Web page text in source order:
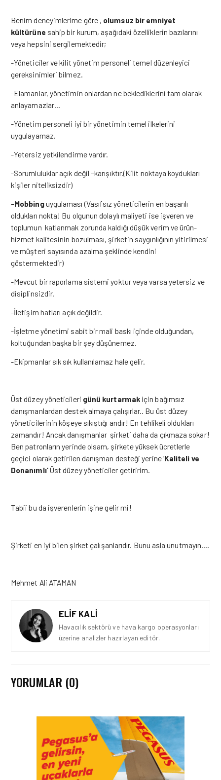
Benim deneyimlerime göre , olumsuz bir emniyet
kültürüne sahip bir kurum, aşağıdaki özelliklerin bazılarını
veya hepsini sergilemektedir;
-Yöneticiler ve kilit yönetim personeli temel düzenleyici
gereksinimleri bilmez.
-Elamanlar, yönetimin onlardan ne beklediklerini tam olarak
anlayamazlar…
-Yönetim personeli iyi bir yönetimin temel ilkelerini
uygulayamaz.
-Yetersiz yetkilendirme vardır.
-Sorumluluklar açık değil –karışıktır.(Kilit noktaya koydukları
kişiler niteliksizdir)
–Mobbinguygulaması (Vasıfsız yöneticilerin en başarılı
oldukları nokta! Bu olgunun dolaylı maliyeti ise işveren ve
toplumun katlanmak zorunda kaldığı düşük verim ve ürün-
hizmet kalitesinin bozulması, şirketin saygınlığının yitirilmesi
ve müşteri sayısında azalma şeklinde kendini
göstermektedir)
-Mevcut bir raporlama sistemi yoktur veya varsa yetersiz ve
disiplinsizdir.
-İletişim hatları açık değildir.
-İşletme yönetimi sabit bir mali baskı içinde olduğundan,
koltuğundan başka bir şey düşünemez.
-Ekipmanlar sık sık kullanılamaz hale gelir.
Üst düzey yöneticileri günü kurtarmakiçin bağımsız
danışmanlardan destek almaya çalışırlar.. Bu üst düzey
yöneticilerinin köşeye sıkıştığı andır! En tehlikeli oldukları
zamandır! Ancak danışmanlar şirketi daha da çıkmaza sokar!
Ben patronların yerinde olsam, şirkete yüksek ücretlerle
geçici olarak getirilen danışman desteği yerine ‘Kaliteli ve
Donanımlı’Üst düzey yöneticiler getiririm.
Tabii bu da işverenlerin işine gelir mi!
Şirketi en iyi bilen şirket çalışanlarıdır. Bunu asla unutmayın….
Mehmet Ali ATAMAN
ELIF KALI
Havacılık sektörü ve hava kargo operasyonları
üzerine analizler hazırlayan editör.
YORUMLAR (0)
KÖŞE YAZILARI • 30 TEM 2026
HAVACILIK EMNIYETINDE
KRIZ YÖNETIMI, İNSAN
FAKTÖRÜ VE LIDERLIK:
BA919 SEFERI ÖRNEĞI